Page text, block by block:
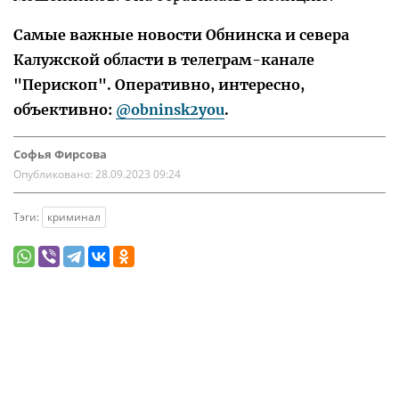
Самые важные новости Обнинска и севера
Калужской области в телеграм-канале
"Перископ". Оперативно, интересно,
объективно: @obninsk2you.
Софья Фирсова
Опубликовано: 28.09.2023 09:24
Тэги: криминал